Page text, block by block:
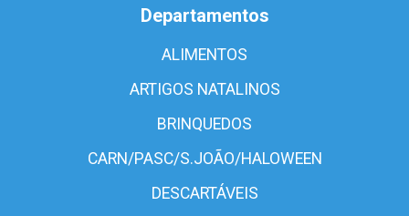
Departamentos
ALIMENTOS
ARTIGOS NATALINOS
BRINQUEDOS
CARN/PASC/S.JOÃO/HALOWEEN
DESCARTÁVEIS